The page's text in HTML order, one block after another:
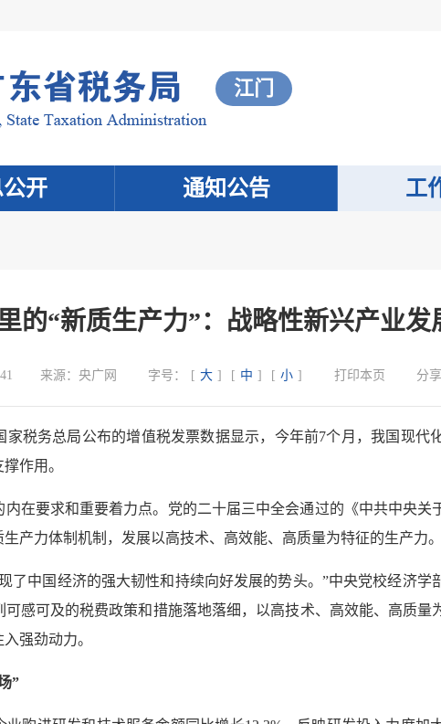
江门
开 通知公告 工
的“新质生产力”：战略性新兴产业发
来源： 央广网 字号： [ 大 ] [ 中 ] [ 小 ] 打印本页 分
家税务总局公布的增值税发票数据显示，今年前7个月，我国现代
作用。
在要求和重要着力点。党的二十届三中全会通过的《中共中央
产力体制机制，发展以高技术、高效能、高质量为特征的生产力。
了中国经济的强大韧性和持续向好发展的势头。”中央党校经济
感可及的税费政策和措施落地落细，以高技术、高效能、高质
强劲动力。
”